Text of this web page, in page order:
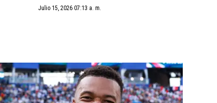
Julio 15, 2026 07:13 a. m.